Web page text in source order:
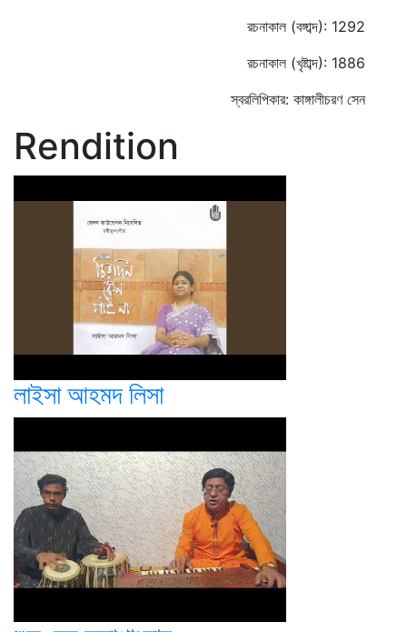
রচনাকাল (বঙ্গাব্দ): 1292
রচনাকাল (খৃষ্টাব্দ): 1886
স্বরলিপিকার: কাঙ্গালীচরণ সেন
Rendition
লাইসা আহমদ লিসা